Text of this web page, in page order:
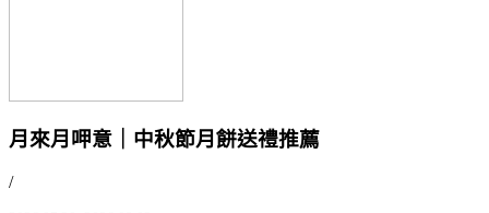
月來月呷意｜中秋節月餅送禮推薦
/